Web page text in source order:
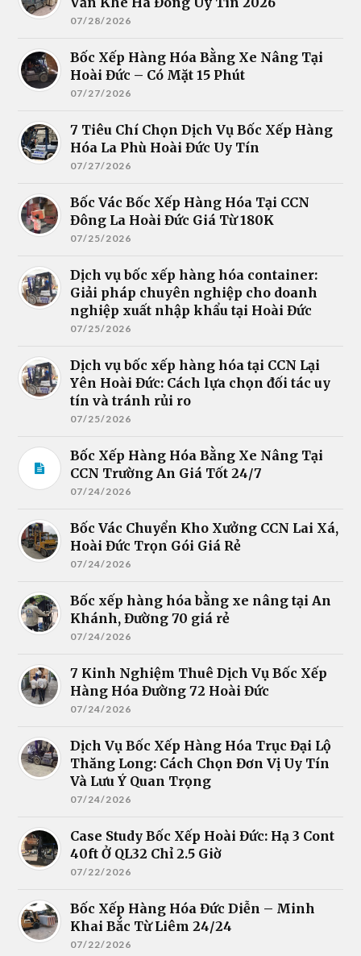
07/28/2026
Bốc Xếp Hàng Hóa Bằng Xe Nâng Tại
Hoài Đức – Có Mặt 15 Phút
07/27/2026
7 Tiêu Chí Chọn Dịch Vụ Bốc Xếp Hàng
Hóa La Phù Hoài Đức Uy Tín
07/27/2026
Bốc Vác Bốc Xếp Hàng Hóa Tại CCN
Đông La Hoài Đức Giá Từ 180K
07/25/2026
Dịch vụ bốc xếp hàng hóa container:
Giải pháp chuyên nghiệp cho doanh
nghiệp xuất nhập khẩu tại Hoài Đức
07/25/2026
Dịch vụ bốc xếp hàng hóa tại CCN Lại
Yên Hoài Đức: Cách lựa chọn đối tác uy
tín và tránh rủi ro
07/25/2026
Bốc Xếp Hàng Hóa Bằng Xe Nâng Tại
CCN Trường An Giá Tốt 24/7
07/24/2026
Bốc Vác Chuyển Kho Xưởng CCN Lai Xá,
Hoài Đức Trọn Gói Giá Rẻ
07/24/2026
Bốc xếp hàng hóa bằng xe nâng tại An
Khánh, Đường 70 giá rẻ
07/24/2026
7 Kinh Nghiệm Thuê Dịch Vụ Bốc Xếp
Hàng Hóa Đường 72 Hoài Đức
07/24/2026
Dịch Vụ Bốc Xếp Hàng Hóa Trục Đại Lộ
Thăng Long: Cách Chọn Đơn Vị Uy Tín
Và Lưu Ý Quan Trọng
07/24/2026
Case Study Bốc Xếp Hoài Đức: Hạ 3 Cont
40ft Ở QL32 Chỉ 2.5 Giờ
07/22/2026
Bốc Xếp Hàng Hóa Đức Diễn – Minh
Khai Bắc Từ Liêm 24/24
07/22/2026